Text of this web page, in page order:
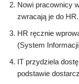
Nowi pracownicy
zwracają je do HR.
HR ręcznie
(System
IT przydziela
podstawie